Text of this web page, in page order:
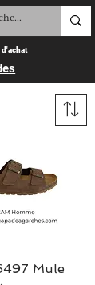
Mule